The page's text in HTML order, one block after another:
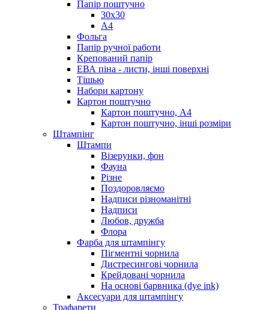
Папір поштучно
30х30
А4
Фольга
Папір ручної работи
Крепований папір
ЕВА піна - листи, інші поверхні
Тішью
Набори картону
Картон поштучно
Картон поштучно, А4
Картон поштучно, інші розміри
Штампінг
Штампи
Візерунки, фон
Фауна
Різне
Поздоровляємо
Надписи різноманітні
Надписи
Любов, дружба
Флора
Фарба для штампінгу
Пігментні чорнила
Дистресингові чорнила
Крейдовані чорнила
На основі барвника (dye ink)
Аксесуари для штампінгу
Трафарети